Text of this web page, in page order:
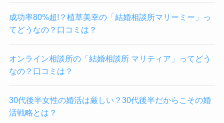
成功率80%超!？植草美幸の「結婚相談所マリーミー」っ
てどうなの？口コミは？
オンライン相談所の「結婚相談所 マリティア」ってどう
なの？口コミは？
30代後半女性の婚活は厳しい？30代後半だからこその婚
活戦略とは？